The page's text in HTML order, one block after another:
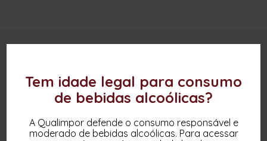
Tem idade legal para consumo
de bebidas alcoólicas?
A Qualimpor defende o consumo responsável e
moderado de bebidas alcoólicas. Para acessar